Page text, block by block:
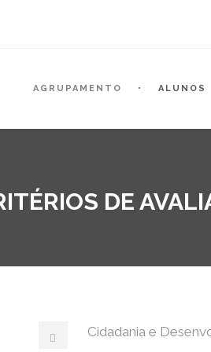
AGRUPAMENTO ALUNOS
DE
Cidadania e